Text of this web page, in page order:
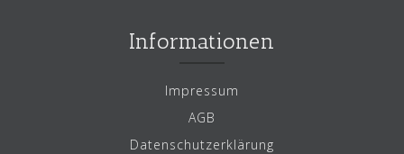
Informationen
Impressum
AGB
Datenschutzerklärung